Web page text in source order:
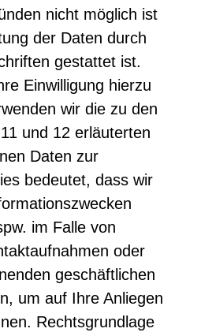
nicht möglich ist
der Daten durch
gestattet ist.
Einwilligung hierzu
wir die zu den
und 12 erläuterten
Daten zur
bedeutet, dass wir
im Falle von
oder
geschäftlichen
um auf Ihre Anliegen
Rechtsgrundlage